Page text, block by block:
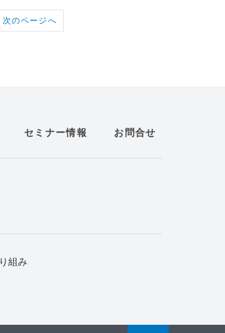
次のページへ
セミナー情報 お問合せ
組み